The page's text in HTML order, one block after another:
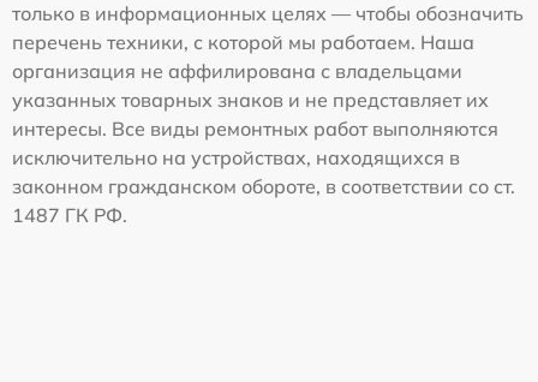
только в информационных целях — чтобы обозначить
перечень техники, с которой мы работаем. Наша
организация не аффилирована с владельцами
указанных товарных знаков и не представляет их
интересы. Все виды ремонтных работ выполняются
исключительно на устройствах, находящихся в
законном гражданском обороте, в соответствии со ст.
1487 ГК РФ.